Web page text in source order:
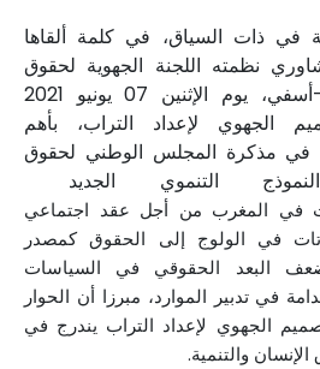
في ذات السياق، في كلمة ألقاها
نظمته اللجنة الجهوية لحقوق
الإنسان بجهة مراكش-أسفي، يوم الإثنين 07 يونيو 2021
الجهوي لإعداد التراب، بأهم
في مذكرة المجلس الوطني لحقوق
التنموي الجديد
في المغرب من أجل عقد اجتماعي
في الولوج إلى الحقوق كمصدر
ضعف البعد الحقوقي في السياسات
في تدبير الموارد، مبرزا أن الحوار
الجهوي لإعداد التراب يندرج في
والتنمية.